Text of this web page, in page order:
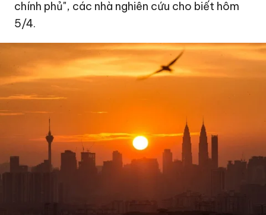
chính phủ", các nhà nghiên cứu cho biết hôm
5/4.